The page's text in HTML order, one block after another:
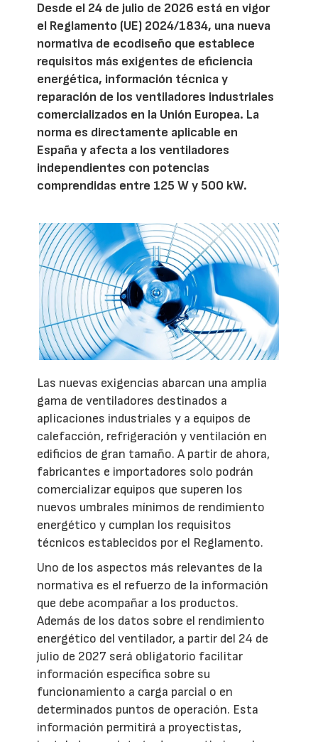
Desde el 24 de julio de 2026 está en vigor
el Reglamento (UE) 2024/1834, una nueva
normativa de ecodiseño que establece
requisitos más exigentes de eficiencia
energética, información técnica y
reparación de los ventiladores industriales
comercializados en la Unión Europea. La
norma es directamente aplicable en
España y afecta a los ventiladores
independientes con potencias
comprendidas entre 125 W y 500 kW.
Las nuevas exigencias abarcan una amplia
gama de ventiladores destinados a
aplicaciones industriales y a equipos de
calefacción, refrigeración y ventilación en
edificios de gran tamaño. A partir de ahora,
fabricantes e importadores solo podrán
comercializar equipos que superen los
nuevos umbrales mínimos de rendimiento
energético y cumplan los requisitos
técnicos establecidos por el Reglamento.
Uno de los aspectos más relevantes de la
normativa es el refuerzo de la información
que debe acompañar a los productos.
Además de los datos sobre el rendimiento
energético del ventilador, a partir del 24 de
julio de 2027 será obligatorio facilitar
información específica sobre su
funcionamiento a carga parcial o en
determinados puntos de operación. Esta
información permitirá a proyectistas,